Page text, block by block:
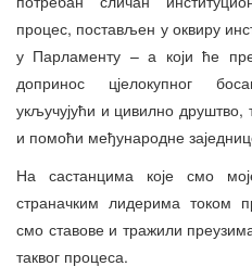
процес, постављен у оквиру
у Парламенту – а који ће
допринос цјелокупног
укључујући и цивилно
и помоћи међународне
На састанцима које смо
страначким лидерима током
смо ставове и тражили
таквог процеса.